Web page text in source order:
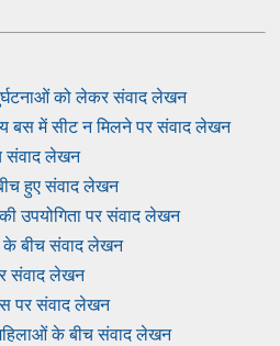
को लेकर संवाद लेखन
बस में सीट न मिलने पर संवाद लेखन
संवाद लेखन
हुए संवाद लेखन
उपयोगिता पर संवाद लेखन
के बीच संवाद लेखन
संवाद लेखन
पर संवाद लेखन
महिलाओं के बीच संवाद लेखन